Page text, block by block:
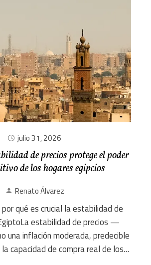
julio 31, 2026
de precios protege el poder
de los hogares egipcios
Renato Álvarez
qué es crucial la estabilidad de
estabilidad de precios —
una inflación moderada, predecible
capacidad de compra real de los…